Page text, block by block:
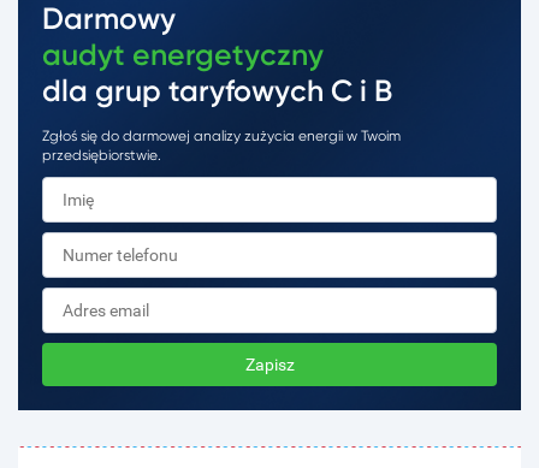
Darmowy
audyt energetyczny
dla grup taryfowych C i B
Zgłoś się do darmowej analizy zużycia energii w Twoim
przedsiębiorstwie.
Zapisz